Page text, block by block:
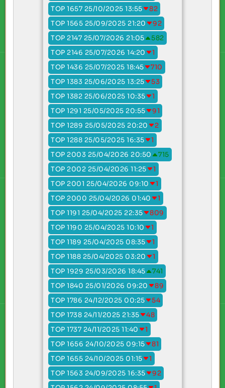
TOP 1657 25/10/2025 13:55
82
TOP 1565 25/09/2025 21:20
92
TOP 2147 25/07/2026 21:05
582
TOP 2146 25/07/2026 14:20
1
TOP 1436 25/07/2025 18:45
710
TOP 1383 25/06/2025 13:25
53
TOP 1382 25/06/2025 10:35
1
TOP 1291 25/05/2025 20:55
91
TOP 1289 25/05/2025 20:20
2
TOP 1288 25/05/2025 16:35
1
TOP 2003 25/04/2026 20:50
715
TOP 2002 25/04/2026 11:25
1
TOP 2001 25/04/2026 09:10
1
TOP 2000 25/04/2026 01:40
1
TOP 1191 25/04/2025 22:35
809
TOP 1190 25/04/2025 10:10
1
TOP 1189 25/04/2025 08:35
1
TOP 1188 25/04/2025 03:20
1
TOP 1929 25/03/2026 18:45
741
TOP 1840 25/01/2026 09:20
89
TOP 1786 24/12/2025 00:25
54
TOP 1738 24/11/2025 21:35
48
TOP 1737 24/11/2025 11:40
1
TOP 1656 24/10/2025 09:15
81
TOP 1655 24/10/2025 01:15
1
TOP 1563 24/09/2025 16:35
92